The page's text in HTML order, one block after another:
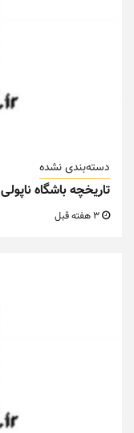
دسته‌بندی نشده
تاریخچه باشگاه ناپولی